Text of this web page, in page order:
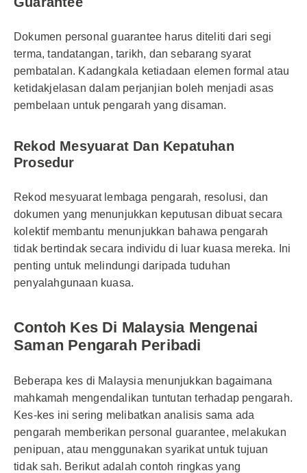
Dokumen personal guarantee harus diteliti dari segi
terma, tandatangan, tarikh, dan sebarang syarat
pembatalan. Kadangkala ketiadaan elemen formal atau
ketidakjelasan dalam perjanjian boleh menjadi asas
pembelaan untuk pengarah yang disaman.
Rekod Mesyuarat Dan Kepatuhan
Prosedur
Rekod mesyuarat lembaga pengarah, resolusi, dan
dokumen yang menunjukkan keputusan dibuat secara
kolektif membantu menunjukkan bahawa pengarah
tidak bertindak secara individu di luar kuasa mereka. Ini
penting untuk melindungi daripada tuduhan
penyalahgunaan kuasa.
Contoh Kes Di Malaysia Mengenai
Saman Pengarah Peribadi
Beberapa kes di Malaysia menunjukkan bagaimana
mahkamah mengendalikan tuntutan terhadap pengarah.
Kes-kes ini sering melibatkan analisis sama ada
pengarah memberikan personal guarantee, melakukan
penipuan, atau menggunakan syarikat untuk tujuan
tidak sah. Berikut adalah contoh ringkas yang